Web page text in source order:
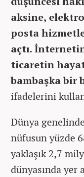
aksine,
posta
açtı.
ticaretin
bambaşka bir
ifadelerini
Dünya
nüfusun yüzde
yaklaşık 2,7
dünyasında yer